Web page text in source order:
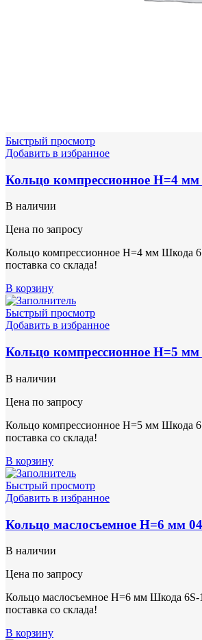
Быстрый просмотр
Добавить в избранное
Кольцо компрессионное Н=4 мм
В наличии
Цена по запросу
Кольцо компрессионное Н=4 мм Шкода
поставка со склада!
В корзину
Быстрый просмотр
Добавить в избранное
Кольцо компрессионное Н=5 мм
В наличии
Цена по запросу
Кольцо компрессионное Н=5 мм Шкода
поставка со склада!
В корзину
Быстрый просмотр
Добавить в избранное
Кольцо маслосъемное Н=6 мм
В наличии
Цена по запросу
Кольцо маслосъемное Н=6 мм Шкода 6S-
поставка со склада!
В корзину